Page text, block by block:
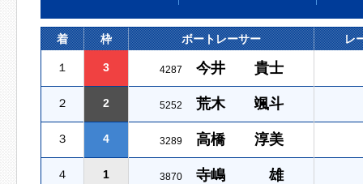
着 枠 ボートレーサー レ
１ 3 4287 今井 貴士
２ 2 5252 荒木 颯斗
３ 4 3289 高橋 淳美
４ 1 3870 寺嶋 雄